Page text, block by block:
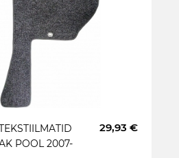
POOL 2007-
29,93 €